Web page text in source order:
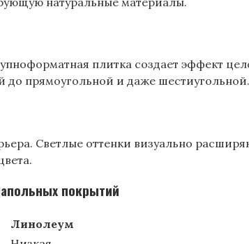
плитка создает эффект
до прямоугольной и даже шестиугольной.
Светлые оттенки визуально
покрытий
Линолеум